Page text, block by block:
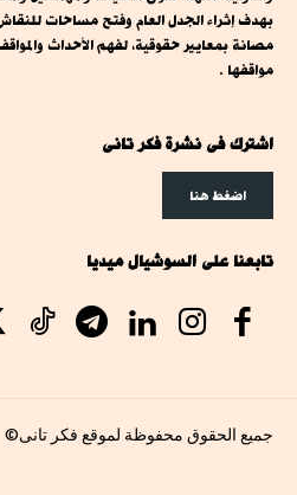
بهدف إثراء الجدل العام وفتح مساحات
مصانة بمعايير حقوقية، لفهم الأحداث
مواقفها .
اشترك فى نشرة فكر تانى
اضغط هنا
تابعنا على السوشيال ميديا
جميع الحقوق محفوظة لموقع فكر تانى©